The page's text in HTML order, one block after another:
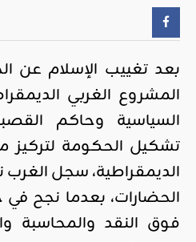
بعد تغييب الإسلام عن
المشروع الغربي
السياسية وحاكم
تشكيل الحكومة لتركيز
الديمقراطية، سجل
الحضارات، بعدما نجح
فوق النقد والمحاسبة